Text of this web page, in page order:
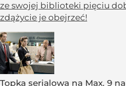
ze swojej biblioteki pięciu
zdążycie je obejrzeć!
Topka serialowa na Max. 9